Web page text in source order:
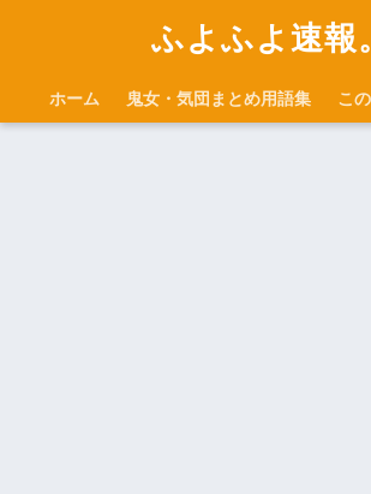
ふよふよ速報。
ホーム 鬼女・気団まとめ用語集 こ